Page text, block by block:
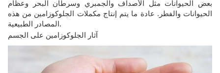
بعض الحيوانات مثل الأصداف والجمبري وسرطان البحر وعظام
الحيوانات والفطر. عادة ما يتم إنتاج مكملات الجلوكوزامين من هذه
المصادر الطبيعية.
آثار الجلوكوزامين على الجسم